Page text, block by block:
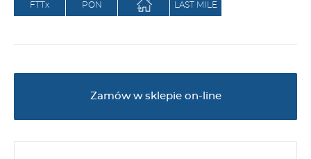
FTTx PON LAST MILE
Zamów w sklepie on-line